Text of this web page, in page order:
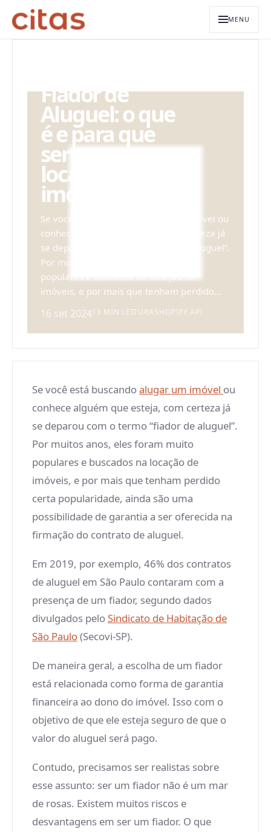
MENU
Fiador de
Aluguel: o que
é e para que
serve na
locação de
imóveis?
Se você está buscando alugar um imóvel ou
conhece alguém que esteja, com certeza já
se deparou com o termo “fiador de aluguel”.
Por muitos anos, eles foram muito
populares e buscados na locação de
imóveis, e por mais que tenham perdido...
16 set 202413 MIN LEITURASHOPIFY API
Se você está buscandoalugar um imóvel ou
conhece alguém que esteja, com certeza já
se deparou com o termo “fiador de aluguel”.
Por muitos anos, eles foram muito
populares e buscados na locação de
imóveis, e por mais que tenham perdido
certa popularidade, ainda são uma
possibilidade de garantia a ser oferecida na
firmação do contrato de aluguel.
Em 2019, por exemplo, 46% dos contratos
de aluguel em São Paulo contaram com a
presença de um fiador, segundo dados
divulgados peloSindicato de Habitação de
São Paulo(Secovi-SP).
De maneira geral, a escolha de um fiador
está relacionada como forma de garantia
financeira ao dono do imóvel. Isso com o
objetivo de que ele esteja seguro de que o
valor do aluguel será pago.
Contudo, precisamos ser realistas sobre
esse assunto: ser um fiador não é um mar
de rosas. Existem muitos riscos e
desvantagens em ser um fiador. O que